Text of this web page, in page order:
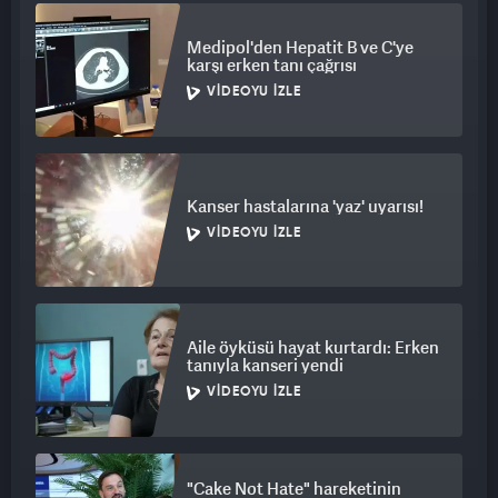
Medipol'den Hepatit B ve C'ye
karşı erken tanı çağrısı
VIDEOYU İZLE
Kanser hastalarına 'yaz' uyarısı!
VIDEOYU İZLE
Aile öyküsü hayat kurtardı: Erken
tanıyla kanseri yendi
VIDEOYU İZLE
"Cake Not Hate" hareketinin